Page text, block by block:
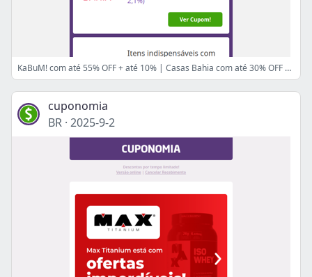
KaBuM! com até 55% OFF + até 10% | Casas Bahia com até 30% OFF + até 12% | AliExpress com até 70% OFF +9% 🥰
cuponomia
BR · 2025-9-2